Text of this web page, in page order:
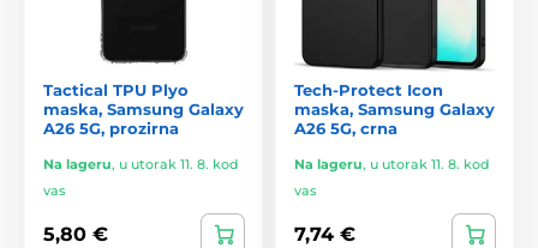
Tactical TPU Plyo
maska, Samsung Galaxy
A26 5G, prozirna
Na lageru, u utorak 11. 8. kod
vas
5,80 €
Tech-Protect Icon
maska, Samsung Galaxy
A26 5G, crna
Na lageru, u utorak 11. 8. kod
vas
7,74 €